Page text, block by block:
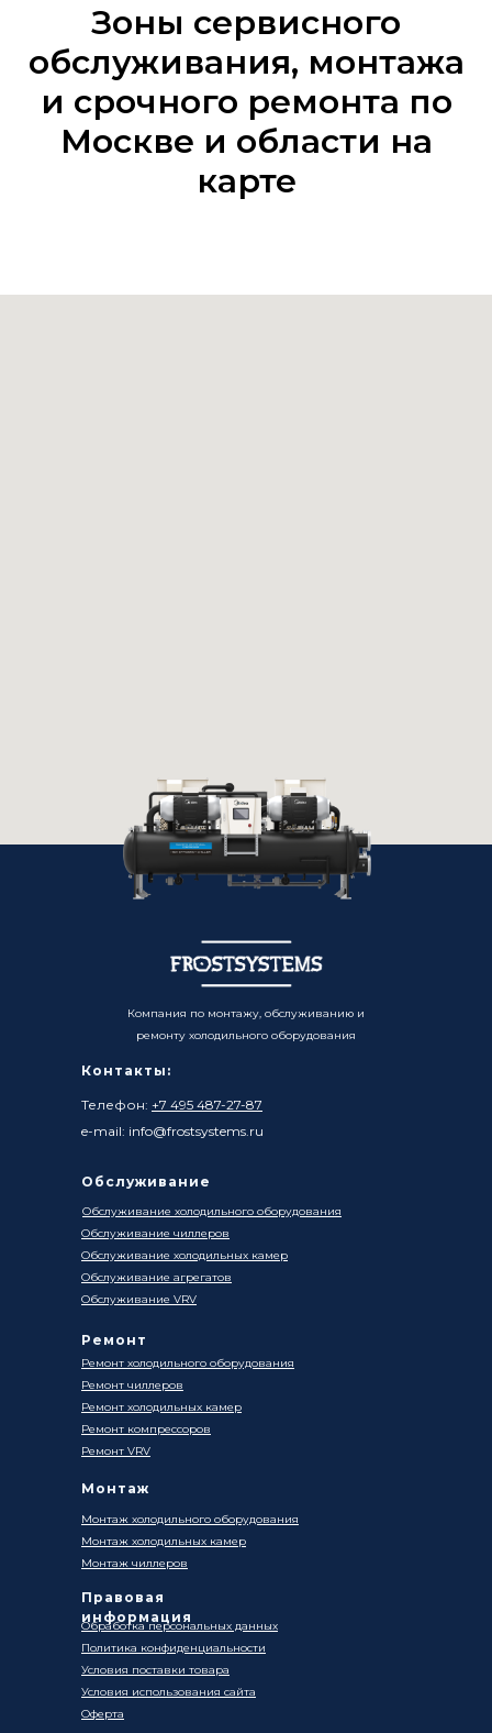
Зоны сервисного
обслуживания, монтажа
и срочного ремонта по
Москве и области на
карте
Контакты:
Телефон: +7 495 487-27-87
e-mail: info@frostsystems.ru
Ремонт
Обработка персональных данных
Политика конфиденциальности
Условия поставки товара
Оферта
Условия использования сайта
Компания по монтажу, обслуживанию и
ремонту холодильного оборудования
Ремонт холодильного оборудования
Ремонт чиллеров
Ремонт холодильных камер
Ремонт компрессоров
Ремонт VRV
Монтаж
Правовая
информация
Монтаж холодильного оборудования
Монтаж чиллеров
Монтаж холодильных камер
Обслуживание
Обслуживание холодильного оборудования
Обслуживание чиллеров
Обслуживание холодильных камер
Обслуживание агрегатов
Обслуживание VRV